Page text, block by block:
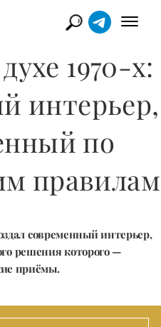
1970-х:
интерьер,
по
правилам
современный интерьер,
решения которого —
приёмы.